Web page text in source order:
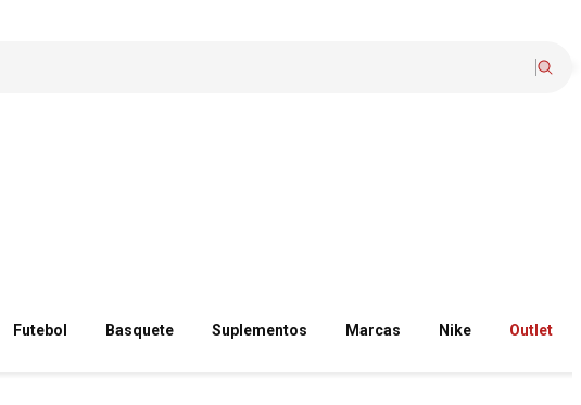
Futebol Basquete Suplementos Marcas Nike Outlet